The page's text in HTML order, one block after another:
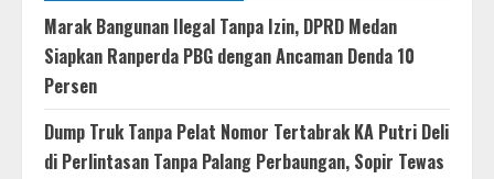
Marak Bangunan Ilegal Tanpa Izin, DPRD Medan
Siapkan Ranperda PBG dengan Ancaman Denda 10
Persen
Dump Truk Tanpa Pelat Nomor Tertabrak KA Putri Deli
di Perlintasan Tanpa Palang Perbaungan, Sopir Tewas